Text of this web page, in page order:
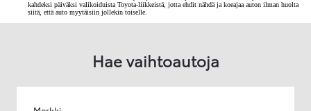
kahdeksi päiväksi valikoiduista Toyota-liikkeistä, jotta ehdit nähdä ja koeajaa auton ilman huolta
siitä, että auto myytäisiin jollekin toiselle.
Hae vaihtoautoja